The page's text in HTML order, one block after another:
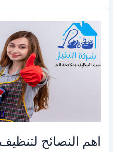
المياه
اهم النصائح